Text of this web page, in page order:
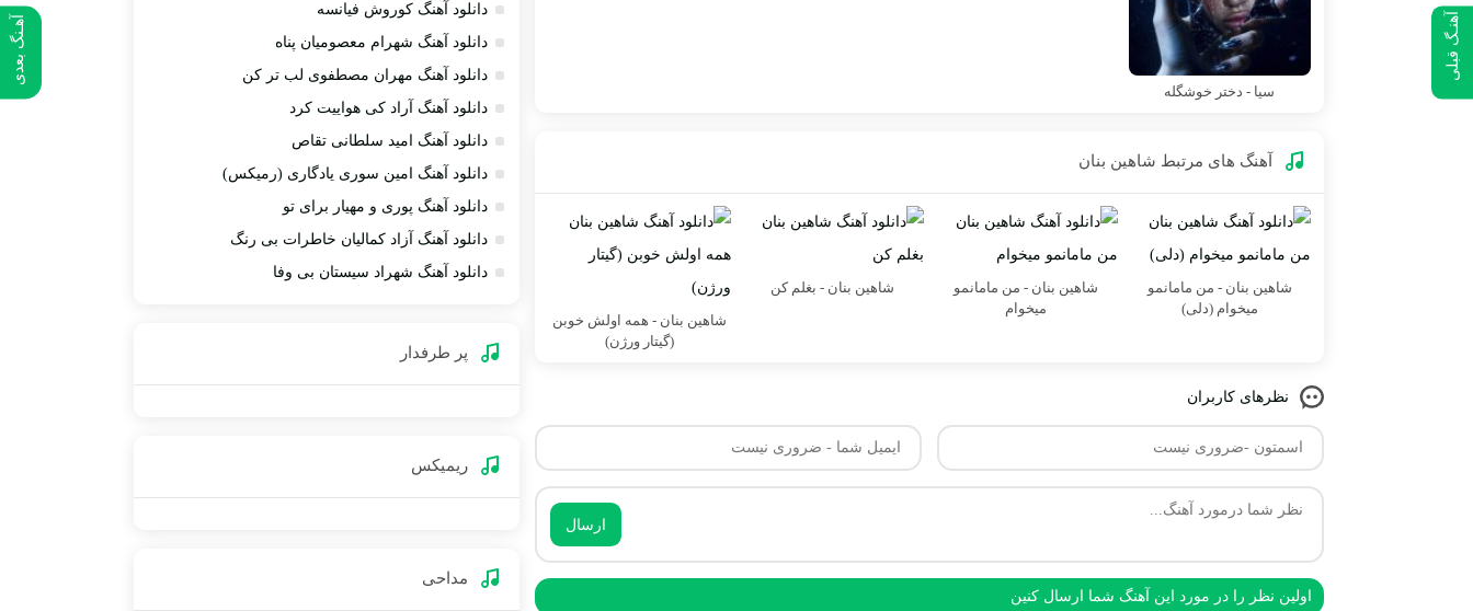
آهنـگ قبلی آهـنگ بعدی
سیا - دختر خوشگله
آهنگ های مرتبط شاهین بنان
شاهین بنان - من مامانمو
میخوام (دلی)
شاهین بنان - من مامانمو
میخوام
شاهین بنان - بغلم کن
شاهین بنان - همه اولش خوبن
(گیتار ورژن)
نظرهای کاربران
ارسال
اولین نظر را در مورد این آهنگ شما ارسال کنین
دانلود آهنگ کوروش فیانسه
دانلود آهنگ شهرام معصومیان پناه
دانلود آهنگ مهران مصطفوی لب تر کن
دانلود آهنگ آراد کی هواییت کرد
دانلود آهنگ امید سلطانی تقاص
دانلود آهنگ امین سوری یادگاری (رمیکس)
دانلود آهنگ پوری و مهیار برای تو
دانلود آهنگ آزاد کمالیان خاطرات بی رنگ
دانلود آهنگ شهراد سیستان بی وفا
پر طرفدار
ریمیکس
مداحی